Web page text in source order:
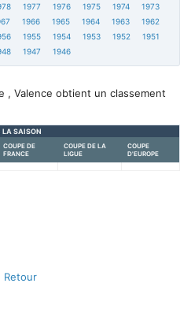
1977 1976 1975 1974
1973
1966 1965 1964 1963
1962
1955 1954 1953 1952
1951
1947 1946
, Valence obtient un classement
LA SAISON
COUPE DE
FRANCE
COUPE DE LA
LIGUE
COUPE
D'EUROPE
Retour